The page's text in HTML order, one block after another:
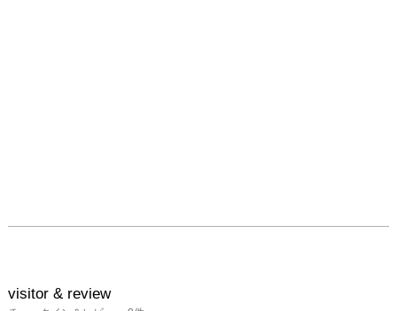
visitor & review